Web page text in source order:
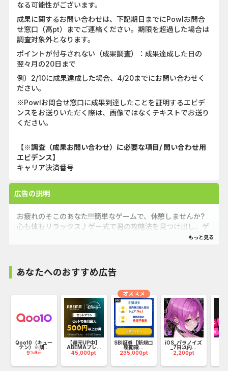
なる可能性がございます。
成果に関するお問い合わせは、下記期日までにPowlお問合
せ窓口（高pt）までご連絡ください。期限を超過した場合は
調査対象外となります。
ポイントが付与されない（成果調査）：成果達成した日の
翌々月の20日まで
例）2/10に成果達成した場合、4/20までにお問い合わせく
ださい。
※Powlお問合せ窓口に成果到達したことを証明するエビデ
ンスをお送りいただく際は、画像ではなくテキストでお送り
ください。
【※調査（成果お問い合わせ）に必要な項目/ 問い合わせ用
エビデンス】
キャリア決済番号
広告の説明
お疲れのそこのあなた!!!簡単なゲームで、休憩しませんか?
心も体もリラックス♪ゲー式で君の攻略法を見つけ出し、ゲ
あなたへのおすすめ広告
Qoo10（キュー
テン）※購...
9 %還元
【還元UP中】
ABEMAプレ...
45,000pt
SBI証券【新規口
座開設...
235,000pt
オススメ
iOS_パラノイズ
_7日以内...
2,200pt